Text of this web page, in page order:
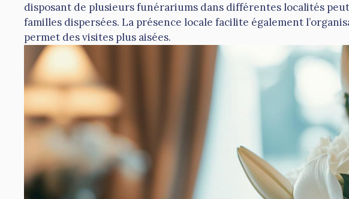
disposant de plusieurs funérariums dans différentes localités
familles dispersées. La présence locale facilite également
permet des visites plus aisées.